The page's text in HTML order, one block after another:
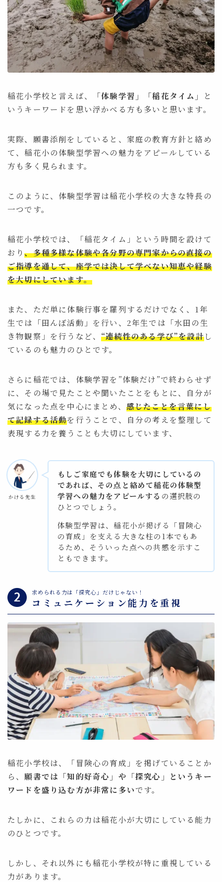
稲花小学校と言えば、 「体験学習」「稲花タイム」
と
いうキーワードを思い浮かべる方も多いと思います。
実際、願書添削をしていると、家庭の教育方針と絡め
て、稲花小の体験型学習への魅力をアピールしている
方も多く見られます。
このように、体験型学習は稲花小学校の大きな特長の
一つです。
稲花小学校では、「稲花タイム」という時間を設けて
おり、多種多様な体験や各分野の専門家からの直接の
ご指導を通して、座学では決して学べない知恵や経験
を大切にしています。
また、ただ単に体験行事を羅列するだけでなく、1年
生では「田んぼ活動」を行い、2年生では「水田の生
き物観察」を行うなど、“連続性のある学び”を設計し
ているのも魅力のひとです。
さらに稲花では、体験学習を”体験だけ”で終わらせず
に、その場で見たことや聞いたことをもとに、自分が
気になった点を中心にまとめ、 感じたことを言葉にし
て記録する活動を行うことで、自分の考えを整理して
表現する力を養うことも大切にしています、
かける先生
もしご家庭でも体験を大切にしているの
であれば、その点と絡めて稲花の体験型
学習への魅力をアピールする の選択肢の
ひとつでしょう。
体験型学習は、稲花小が掲げる「冒険心
の育成」を支える大きな柱の1本でもあ
るため、そういった点への共感を示すこ
ともできます。
求められる力は「探究心」だけじゃない！
コミュニケーション能力を重視
稲花小学校は、「冒険心の育成」を掲げていることか
ら、 願書では「知的好奇心」や「探究心」というキー
ワードを盛り込む方が非常に多いです。
たしかに、これらの力は稲花小が大切にしている能力
のひとつです。
しかし、それ以外にも稲花小学校が特に重視している
力があります。